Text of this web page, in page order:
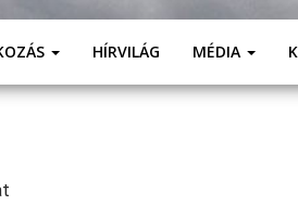
HÍRVILÁG MÉDIA